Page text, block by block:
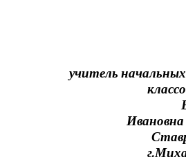
учитель
классов МОУ
Ивановна